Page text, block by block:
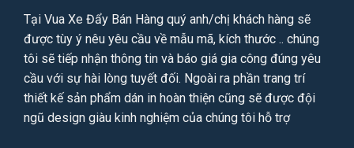
Tại Vua Xe Đẩy Bán Hàng quý anh/chị khách hàng sẽ
được tùy ý nêu yêu cầu về mẫu mã, kích thước .. chúng
tôi sẽ tiếp nhận thông tin và báo giá gia công đúng yêu
cầu với sự hài lòng tuyết đối. Ngoài ra phần trang trí
thiết kế sản phẩm dán in hoàn thiện cũng sẽ được đội
ngũ design giàu kinh nghiệm của chúng tôi hỗ trợ